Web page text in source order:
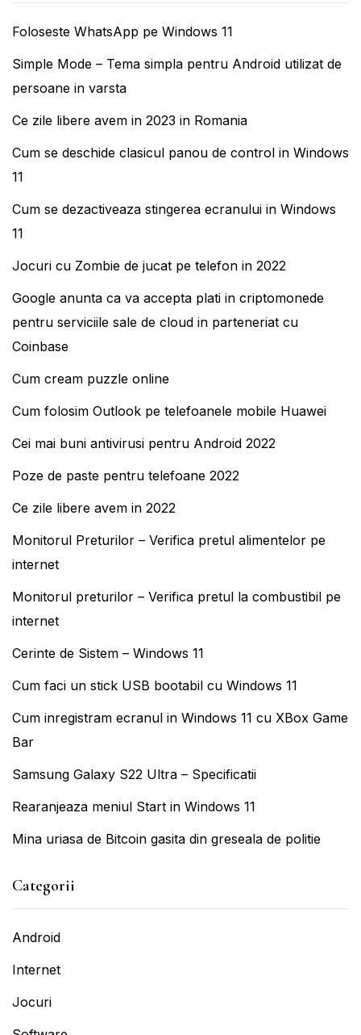
Foloseste WhatsApp pe Windows 11
Simple Mode – Tema simpla pentru Android utilizat de
persoane in varsta
Ce zile libere avem in 2023 in Romania
Cum se deschide clasicul panou de control in Windows
11
Cum se dezactiveaza stingerea ecranului in Windows
11
Jocuri cu Zombie de jucat pe telefon in 2022
Google anunta ca va accepta plati in criptomonede
pentru serviciile sale de cloud in parteneriat cu
Coinbase
Cum cream puzzle online
Cum folosim Outlook pe telefoanele mobile Huawei
Cei mai buni antivirusi pentru Android 2022
Poze de paste pentru telefoane 2022
Ce zile libere avem in 2022
Monitorul Preturilor – Verifica pretul alimentelor pe
internet
Monitorul preturilor – Verifica pretul la combustibil pe
internet
Cerinte de Sistem – Windows 11
Cum faci un stick USB bootabil cu Windows 11
Cum inregistram ecranul in Windows 11 cu XBox Game
Bar
Samsung Galaxy S22 Ultra – Specificatii
Rearanjeaza meniul Start in Windows 11
Mina uriasa de Bitcoin gasita din greseala de politie
Categorii
Android
Internet
Jocuri